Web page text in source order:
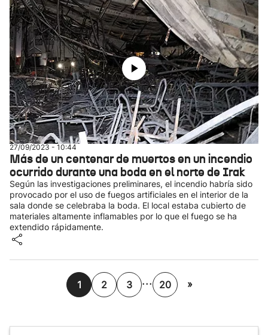
27/09/2023 - 10:44
Más de un centenar de muertos en un incendio
ocurrido durante una boda en el norte de Irak
Según las investigaciones preliminares, el incendio habría sido
provocado por el uso de fuegos artificiales en el interior de la
sala donde se celebraba la boda. El local estaba cubierto de
materiales altamente inflamables por lo que el fuego se ha
extendido rápidamente.
1 2 3 ... 20 »